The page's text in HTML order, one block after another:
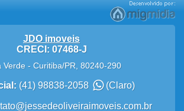
JDO imoveis
CRECI: 07468-J
Verde - Curitiba/PR 80240-290
(41) 98838-2058 (Claro)